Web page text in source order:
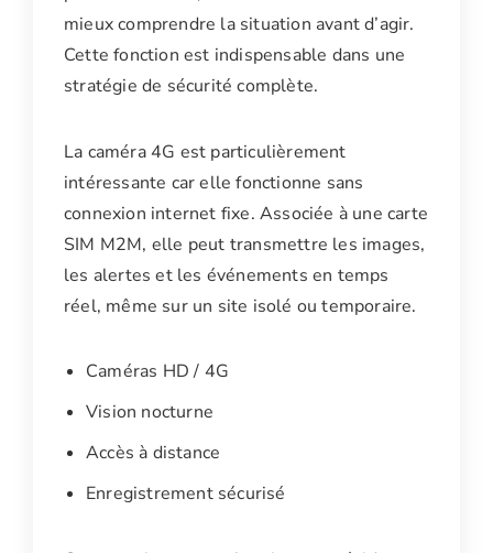
mieux comprendre la situation avant d’agir.
Cette fonction est indispensable dans une
stratégie de sécurité complète.
La caméra 4G est particulièrement
intéressante car elle fonctionne sans
connexion internet fixe. Associée à une carte
SIM M2M, elle peut transmettre les images,
les alertes et les événements en temps
réel, même sur un site isolé ou temporaire.
Caméras HD / 4G
Vision nocturne
Accès à distance
Enregistrement sécurisé